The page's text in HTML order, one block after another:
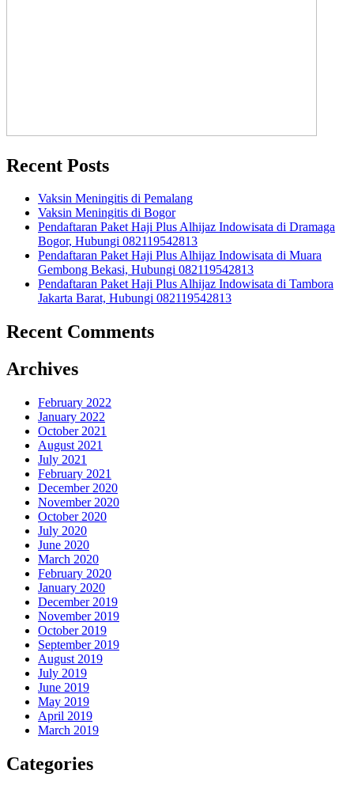
Recent Posts
Vaksin Meningitis di Pemalang
Vaksin Meningitis di Bogor
Pendaftaran Paket Haji Plus Alhijaz Indowisata di Dramaga
Bogor, Hubungi 082119542813
Pendaftaran Paket Haji Plus Alhijaz Indowisata di Muara
Gembong Bekasi, Hubungi 082119542813
Pendaftaran Paket Haji Plus Alhijaz Indowisata di Tambora
Jakarta Barat, Hubungi 082119542813
Recent Comments
Archives
February 2022
January 2022
October 2021
August 2021
July 2021
February 2021
December 2020
November 2020
October 2020
July 2020
June 2020
March 2020
February 2020
January 2020
December 2019
November 2019
October 2019
September 2019
August 2019
July 2019
June 2019
May 2019
April 2019
March 2019
Categories